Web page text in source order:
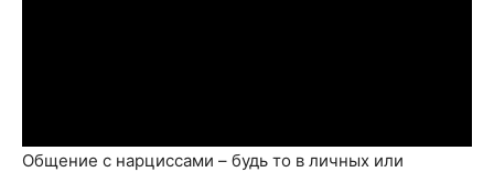
Общение с нарциссами – будь то в личных или